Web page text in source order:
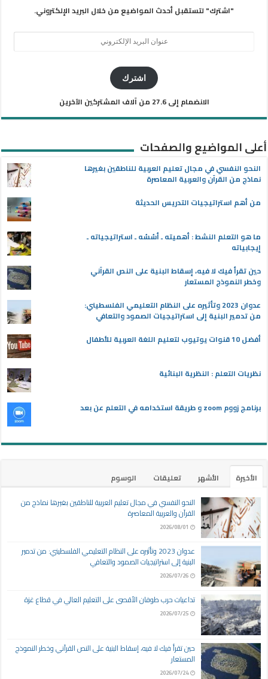
"اشترك" لتستقبل أحدث المواضيع من خلال البريد الإلكتروني.
اشترك
الانضمام إلى 27.6 من آلاف المشتركين الآخرين
أعلى المواضيع والصفحات
النحو النفسي في مجال تعليم العربية للناطقين بغيرها
نماذج من القرآن والعربية المعاصرة
من أهم استراتيجيات التدريس الحديثة
ما هو التعلم النشط : أهميته ـ أسُسُه ـ استراتيجياته ـ
إيجابياته
حين تقرأ فيك لا فيه، إسقاط البنية على النص القرآني
وخطر النموذج المستعار
عدوان 2023 وتأثيره على النظام التعليمي الفلسطيني:
من تدمير البنية إلى استراتيجيات الصمود والتعافي
أفضل 10 قنوات يوتيوب لتعليم اللغة العربية للأطفال
نظريات التعلم : النظرية البنائية
برنامج زووم zoom و طريقة استخدامه في التعلم عن بعد
الأخيرة الأشهر تعليقات
الوسوم
النحو النفسي في مجال تعليم العربية للناطقين بغيرها نماذج من
القرآن والعربية المعاصرة
2026/08/01
عدوان 2023 وتأثيره على النظام التعليمي الفلسطيني: من تدمير
البنية إلى استراتيجيات الصمود والتعافي
2026/07/26
تداعيات حرب طوفان الأقصى على التعليم العالي في قطاع غزة
2026/07/25
حين تقرأ فيك لا فيه، إسقاط البنية على النص القرآني وخطر النموذج
المستعار
2026/07/24